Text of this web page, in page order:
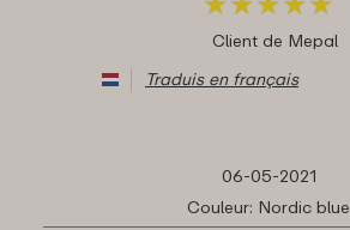
Client de Mepal
Traduis en français
06-05-2021
Couleur: Nordic blue